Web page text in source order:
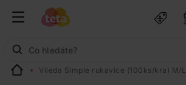
Vileda Simple rukavice (100ks/kra) M/L